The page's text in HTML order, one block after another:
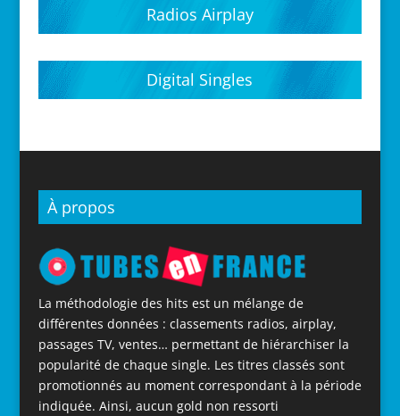
Radios Airplay
Digital Singles
À propos
La méthodologie des hits est un mélange de
différentes données : classements radios, airplay,
passages TV, ventes… permettant de hiérarchiser la
popularité de chaque single. Les titres classés sont
promotionnés au moment correspondant à la période
indiquée. Ainsi, aucun gold non ressorti